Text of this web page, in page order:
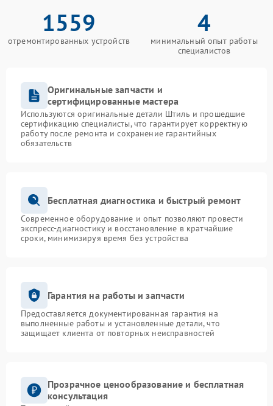
1559
отремонтированных устройств
4
минимальный опыт работы
специалистов
Оригинальные запчасти и
сертифицированные мастера
Используются оригинальные детали Штиль и прошедшие
сертификацию специалисты, что гарантирует корректную
работу после ремонта и сохранение гарантийных
обязательств
Бесплатная диагностика и быстрый ремонт
Современное оборудование и опыт позволяют провести
экспресс-диагностику и восстановление в кратчайшие
сроки, минимизируя время без устройства
Гарантия на работы и запчасти
Предоставляется документированная гарантия на
выполненные работы и установленные детали, что
защищает клиента от повторных неисправностей
Прозрачное ценообразование и бесплатная
консультация